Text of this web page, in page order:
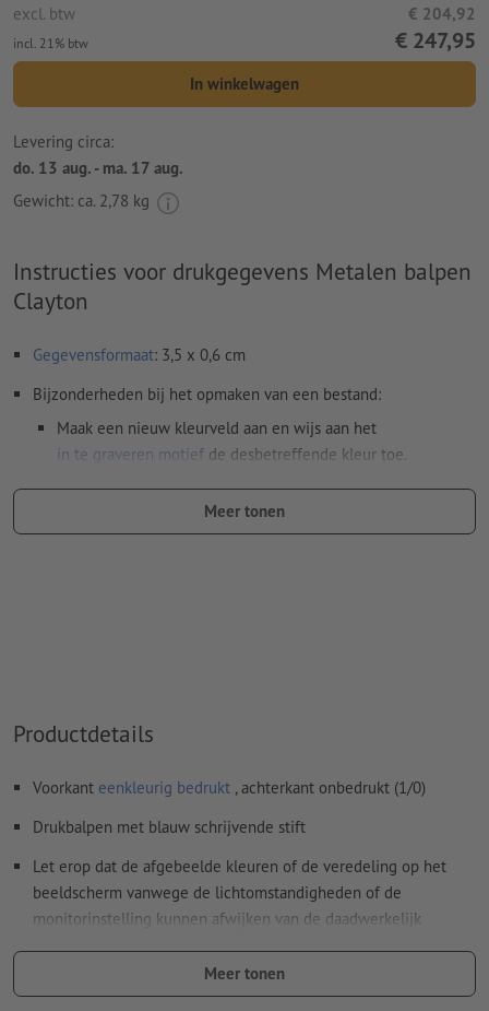
excl. btw € 204,92
incl. 21% btw € 247,95
In winkelwagen
Levering circa:
do. 13 aug. - ma. 17 aug.
Gewicht: ca. 2,78 kg
Instructies voor drukgegevens Metalen balpen
Clayton
Gegevensformaat: 3,5 x 0,6 cm
Bijzonderheden bij het opmaken van een bestand:
Maak een nieuw kleurveld aan en wijs aan het
in te graveren motief de desbetreffende kleur toe.
naam van de staal: "Laser"
jpeg- of tiff- afbeeldingen en -templates zijn niet geschikt
onze Help-functie.
Spel- en zetfoutenworden door ons niet gecontroleerd
Hoe maak ik afdrukgegevens correct?
Meer tonen
Productdetails
Voorkant eenkleurig bedrukt , achterkant onbedrukt (1/0)
Drukbalpen met blauw schrijvende stift
Let erop dat de afgebeelde kleuren of de veredeling op het
beeldscherm vanwege de lichtomstandigheden of de
monitorinstelling kunnen afwijken van de daadwerkelijk
Vulling: blauwe kunststof langschrijfvulling
Meer tonen